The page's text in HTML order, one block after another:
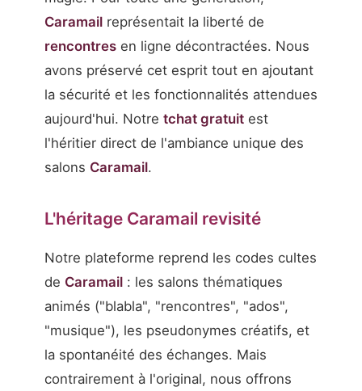
Caramail représentait la liberté de
rencontres en ligne décontractées. Nous
avons préservé cet esprit tout en ajoutant
la sécurité et les fonctionnalités attendues
aujourd'hui. Notre tchat gratuit est
l'héritier direct de l'ambiance unique des
salons Caramail.
L'héritage Caramail revisité
Notre plateforme reprend les codes cultes
de Caramail : les salons thématiques
animés ("blabla", "rencontres", "ados",
"musique"), les pseudonymes créatifs, et
la spontanéité des échanges. Mais
contrairement à l'original, nous offrons